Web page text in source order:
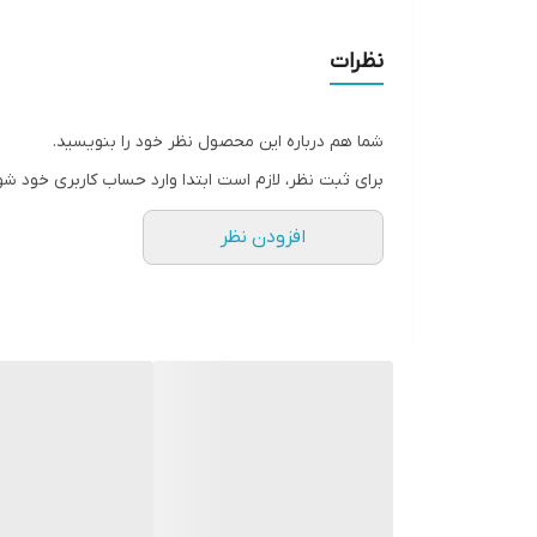
۱عدد شارژرنظرات
شما هم درباره این محصول نظر خود را بنویسید.
برای ثبت نظر، لازم است ابتدا وارد حساب کاربری خود
افزودن نظر